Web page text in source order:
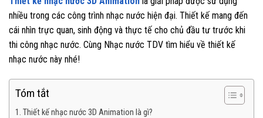
nhiều trong các công trình nhạc nước hiện đại. Thiết kế mang đến
cái nhìn trực quan, sinh động và thực tế cho chủ đầu tư trước khi
thi công nhạc nước. Cùng Nhạc nước TDV tìm hiểu về thiết kế
nhạc nước này nhé!
Tóm tắt
1. Thiết kế nhạc nước 3D Animation là gì?